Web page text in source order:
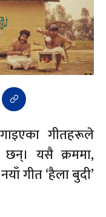
गीतहरूले
यसै क्रममा,
गीत ‘हैला बुदी’